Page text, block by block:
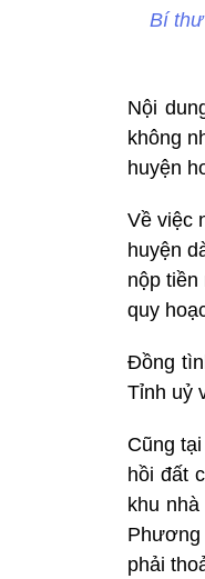
Bí
Nội
không
huyện
Về việc
huyện
nộp
quy
Đồng
Tỉnh uỷ
Cũng
hồi đất
khu
phải